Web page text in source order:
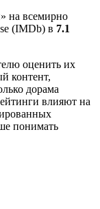
на всемирно
(IMDb) в 7.1
оценить их
контент,
дорама
влияют на
понимать